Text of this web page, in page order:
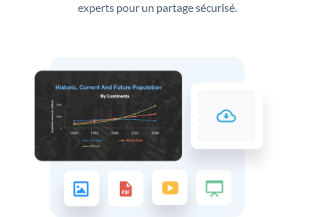
experts pour un partage sécurisé.